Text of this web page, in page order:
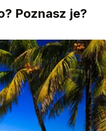
Poznasz je?